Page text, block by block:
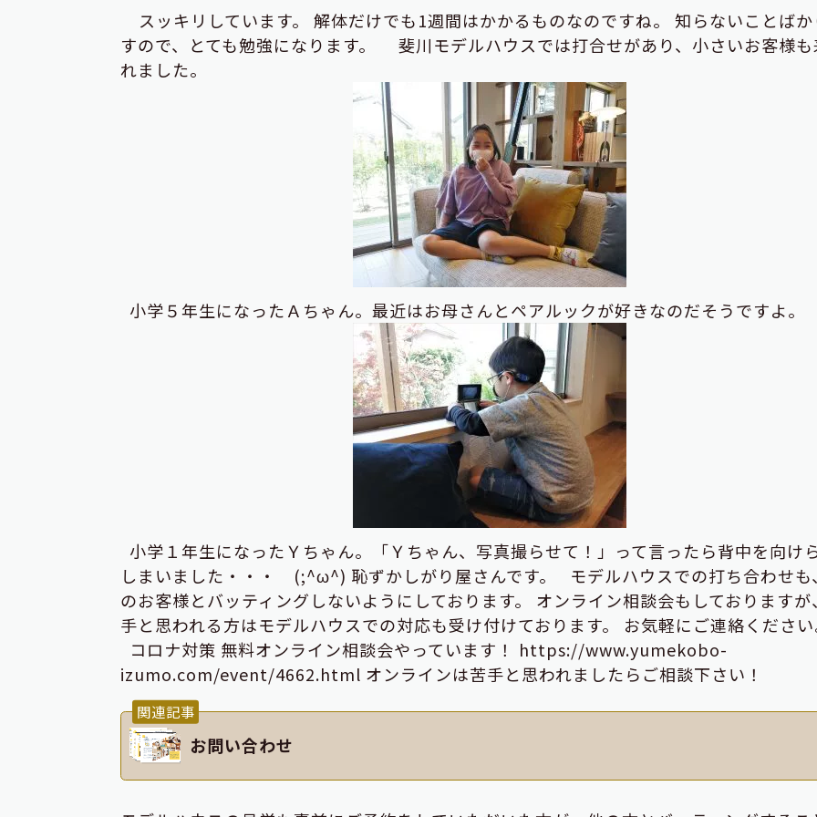
スッキリしています。 解体だけでも1週間はかかるものなのですね。 知らないことばか
すので、とても勉強になります。 斐川モデルハウスでは打合せがあり、小さいお客様も
れました。
小学５年生になったＡちゃん。最近はお母さんとペアルックが好きなのだそうですよ。
小学１年生になったＹちゃん。「Ｙちゃん、写真撮らせて！」って言ったら背中を向け
しまいました・・・ (;^ω^) 恥ずかしがり屋さんです。 モデルハウスでの打ち合わせも
のお客様とバッティングしないようにしております。 オンライン相談会もしておりますが
手と思われる方はモデルハウスでの対応も受け付けております。 お気軽にご連絡くださ
コロナ対策 無料オンライン相談会やっています！ https://www.yumekobo-
izumo.com/event/4662.html オンラインは苦手と思われましたらご相談下さい！
関連記事
お問い合わせ